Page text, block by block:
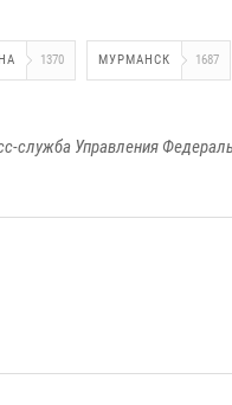
1370 МУРМАНСК 1687
служба Управления